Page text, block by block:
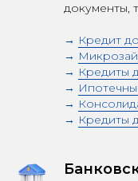
документы,
→ Кредит
→
→ Кредиты
→
→
→ Кредиты